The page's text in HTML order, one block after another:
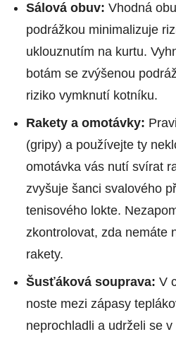
Sálová obuv: Vhodná
podrážkou minimalizuje
uklouznutím na kurtu.
botám se zvýšenou
riziko vymknutí kotníku.
Rakety a omotávky:
(gripy) a používejte ty
omotávka vás nutí svírat
zvyšuje šanci svalového
tenisového lokte.
zkontrolovat, zda nemáte
rakety.
Šusťáková souprava: V
noste mezi zápasy
neprochladli a udrželi se